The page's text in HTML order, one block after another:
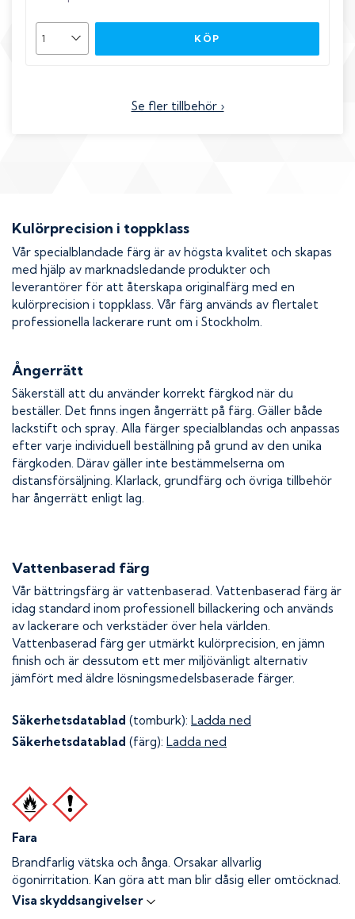
KÖP
Se fler tillbehör ›
Kulörprecision i toppklass
Vår specialblandade färg är av högsta kvalitet och skapas
med hjälp av marknadsledande produkter och
leverantörer för att återskapa originalfärg med en
kulörprecision i toppklass. Vår färg används av flertalet
professionella lackerare runt om i Stockholm.
Ångerrätt
Säkerställ att du använder korrekt färgkod när du
beställer. Det finns ingen ångerrätt på färg. Gäller både
lackstift och spray. Alla färger specialblandas och anpassas
efter varje individuell beställning på grund av den unika
färgkoden. Därav gäller inte bestämmelserna om
distansförsäljning. Klarlack, grundfärg och övriga tillbehör
har ångerrätt enligt lag.
Vattenbaserad färg
Vår bättringsfärg är vattenbaserad. Vattenbaserad färg är
idag standard inom professionell billackering och används
av lackerare och verkstäder över hela världen.
Vattenbaserad färg ger utmärkt kulörprecision, en jämn
finish och är dessutom ett mer miljövänligt alternativ
jämfört med äldre lösningsmedelsbaserade färger.
Säkerhetsdatablad (tomburk): Ladda ned
Säkerhetsdatablad (färg): Ladda ned
Fara
Brandfarlig vätska och ånga. Orsakar allvarlig
ögonirritation. Kan göra att man blir dåsig eller omtöcknad.
Visa skyddsangivelser